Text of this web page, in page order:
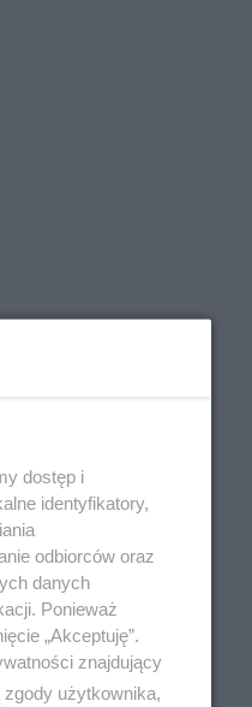
na
2015
dostęp i
identyfikatory,
odbiorców oraz
danych
Ponieważ
„Akceptuję”.
znajdujący
użytkownika,